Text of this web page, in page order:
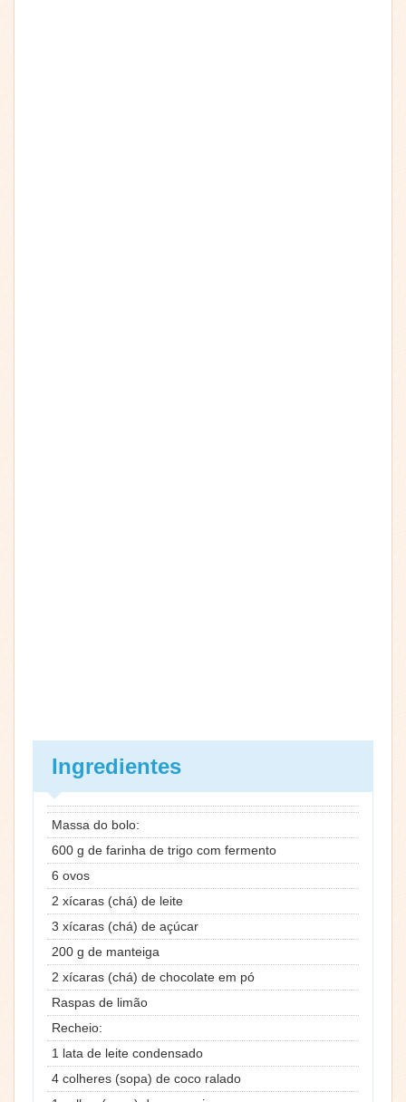
Ingredientes
Massa do bolo:
600 g de farinha de trigo com fermento
6 ovos
2 xícaras (chá) de leite
3 xícaras (chá) de açúcar
200 g de manteiga
2 xícaras (chá) de chocolate em pó
Raspas de limão
Recheio:
1 lata de leite condensado
4 colheres (sopa) de coco ralado